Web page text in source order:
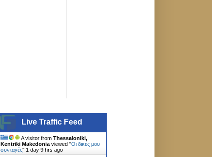
Live Traffic Feed
A visitor from Thessaloniki,
Kentriki Makedonia viewed "Οι δικές μου
συνταγές" 1 day 9 hrs ago